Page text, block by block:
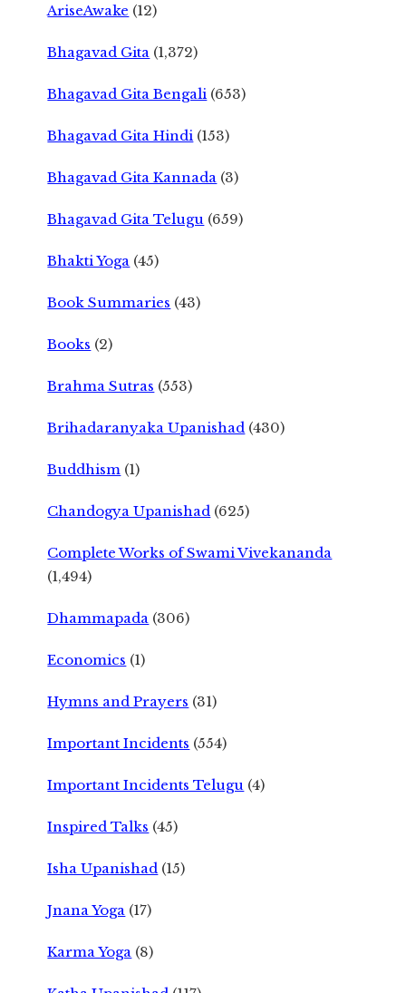
AriseAwake (12)
Bhagavad Gita (1,372)
Bhagavad Gita Bengali (653)
Bhagavad Gita Hindi (153)
Bhagavad Gita Kannada (3)
Bhagavad Gita Telugu (659)
Bhakti Yoga (45)
Book Summaries (43)
Books (2)
Brahma Sutras (553)
Brihadaranyaka Upanishad (430)
Buddhism (1)
Chandogya Upanishad (625)
Complete Works of Swami Vivekananda
(1,494)
Dhammapada (306)
Economics (1)
Hymns and Prayers (31)
Important Incidents (554)
Important Incidents Telugu (4)
Inspired Talks (45)
Isha Upanishad (15)
Jnana Yoga (17)
Karma Yoga (8)